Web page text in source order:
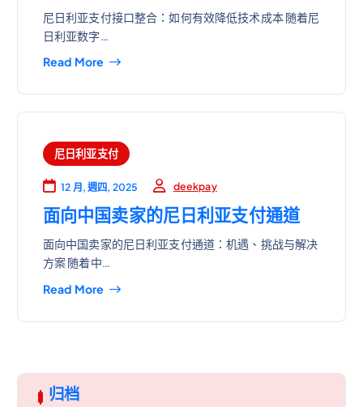
尼日利亚支付接口整合：如何有效降低技术成本 随着尼
日利亚数字…
Read More
尼日利亚支付
12 月, 週四, 2025 deekpay
面向中国卖家的尼日利亚支付通道
面向中国卖家的尼日利亚支付通道：机遇、挑战与解决
方案 随着中…
Read More
归档